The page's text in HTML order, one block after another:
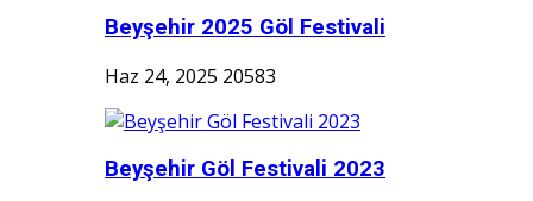
Beyşehir 2025 Göl Festivali
Haz 24, 2025 20583
Beyşehir Göl Festivali 2023